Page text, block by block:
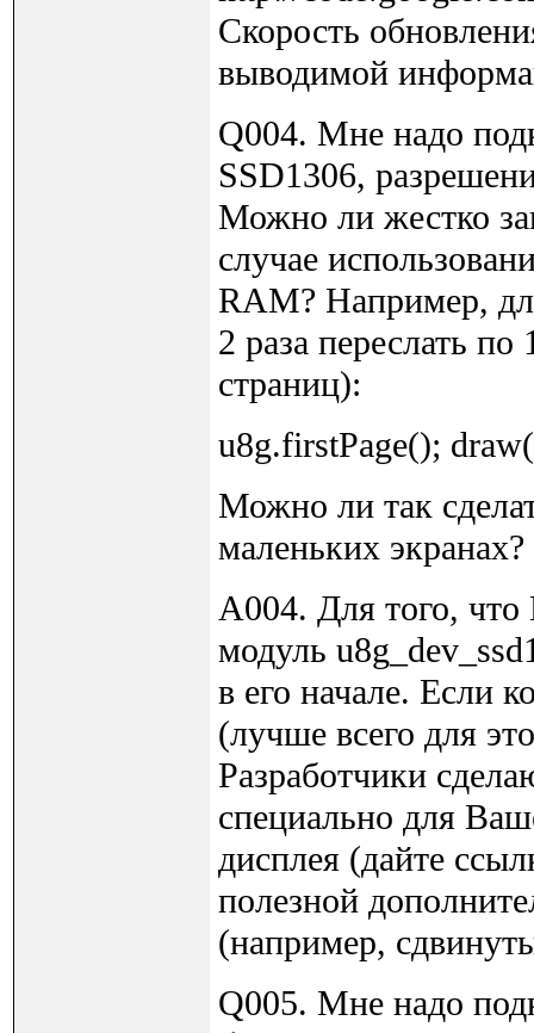
Скорость
выводимой
Q004. Мне надо
SSD1306,
Можно ли жестко
случае
RAM? Например,
2 раза переслать
страниц):
u8g.firstPage();
Можно ли так
маленьких экранах?
A004. Для того, что
модуль
в его начале. Если
(лучше всего для
Разработчики
специально для
дисплея (дайте
полезной
(например,
Q005. Мне надо